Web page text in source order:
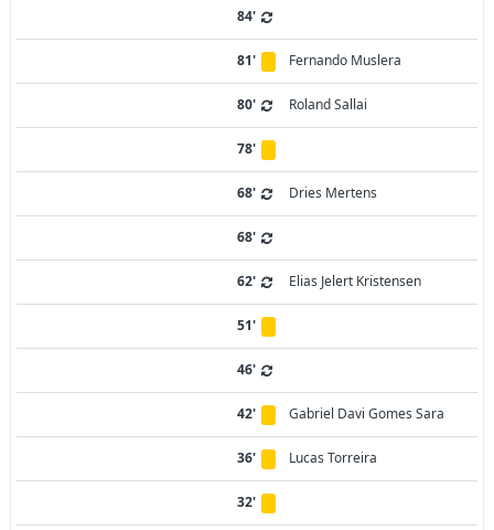
84'
81' Fernando Muslera
80' Roland Sallai
78'
68' Dries Mertens
68'
62' Elias Jelert Kristensen
51'
46'
42' Gabriel Davi Gomes Sara
36' Lucas Torreira
32'